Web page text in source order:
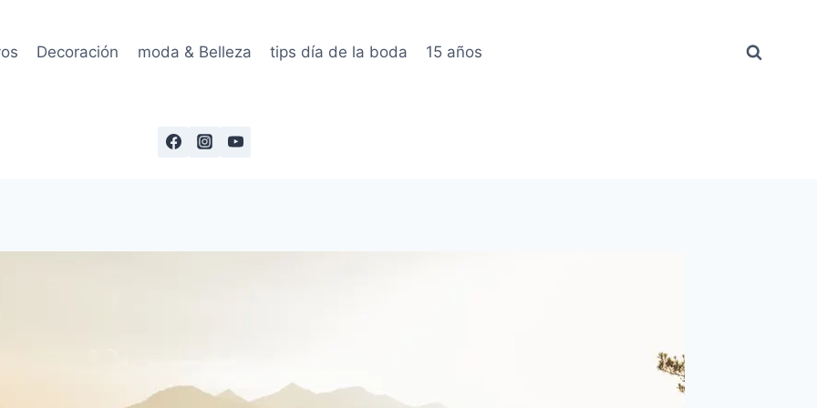
Decoración moda & Belleza tips día de la boda 15 años